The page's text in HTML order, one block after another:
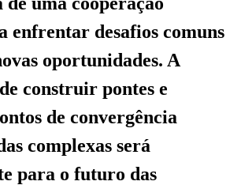
enfrentar desafios comuns
oportunidades. A
construir pontes e
de convergência
complexas será
para o futuro das